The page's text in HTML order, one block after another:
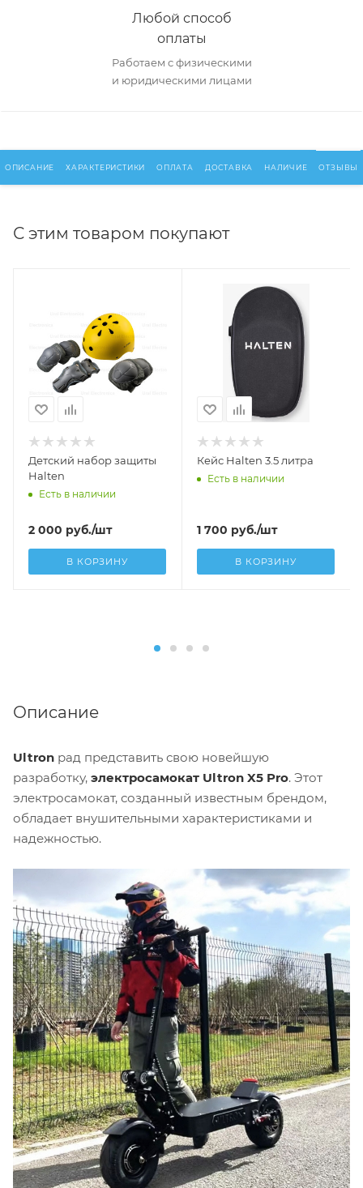
Любой способ
оплаты
Работаем с физическими
и юридическими лицами
ОПИСАНИЕ ХАРАКТЕРИСТИКИ ОПЛАТА ДОСТАВКА НАЛИЧИЕ ОТЗЫВЫ
С этим товаром покупают
Детский набор защиты
Halten
Есть в наличии
2 000 руб./шт
В КОРЗИНУ
Кейс Halten 3.5 литра
Есть в наличии
1 700 руб./шт
В КОРЗИНУ
Описание
Ultron рад представить свою новейшую
разработку, электросамокат Ultron X5 Pro. Этот
электросамокат, созданный известным брендом,
обладает внушительными характеристиками и
надежностью.